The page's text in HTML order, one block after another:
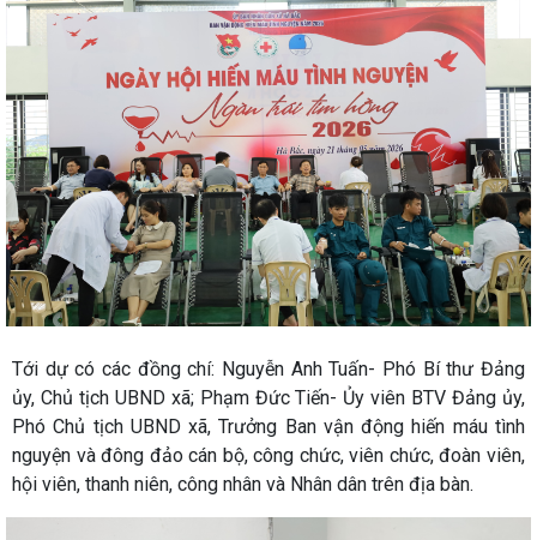
Tới dự có các đồng chí: Nguyễn Anh Tuấn- Phó Bí thư Đảng
ủy, Chủ tịch UBND xã; Phạm Đức Tiến- Ủy viên BTV Đảng ủy,
Phó Chủ tịch UBND xã, Trưởng Ban vận động hiến máu tình
nguyện và đông đảo cán bộ, công chức, viên chức, đoàn viên,
hội viên, thanh niên, công nhân và Nhân dân trên địa bàn.